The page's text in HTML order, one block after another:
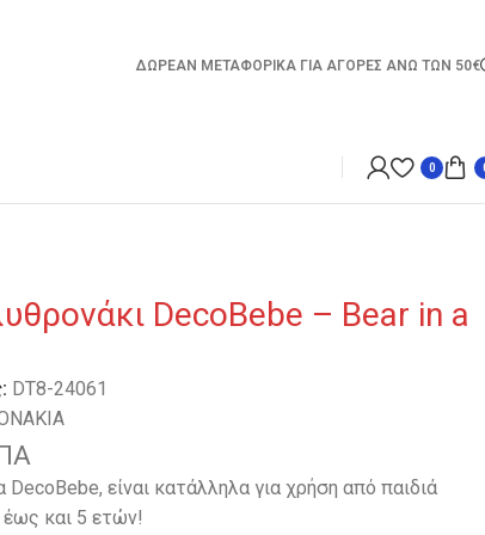
ΔΩΡΕΑΝ ΜΕΤΑΦΟΡΙΚΑ ΓΙΑ ΑΓΟΡΕΣ ΑΝΩ ΤΩΝ 50€
0
DecoBebe – Bear in a
DT8-24061
είναι κατάλληλα για χρήση από παιδιά
έως και 5 ετών!